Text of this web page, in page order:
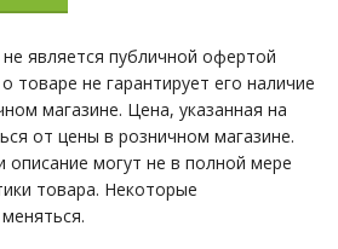
является публичной офертой
товаре не гарантирует его наличие
магазине. Цена, указанная на
от цены в розничном магазине.
могут не в полной мере
товара. Некоторые